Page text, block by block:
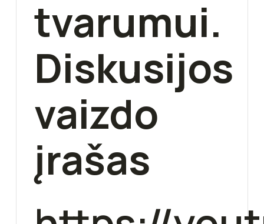
tvarumui.
Diskusijos
vaizdo
įrašas